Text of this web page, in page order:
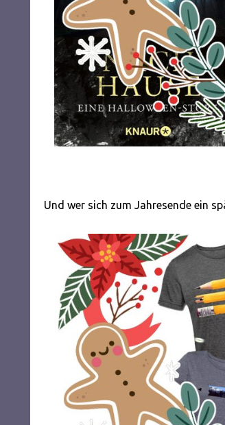
Und wer sich zum Jahresende ein